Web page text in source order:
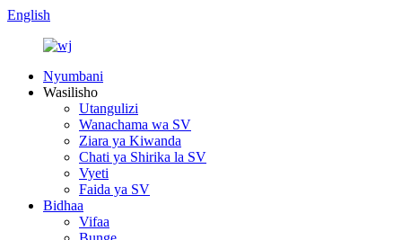
English
Nyumbani
Wasilisho
Utangulizi
Wanachama wa SV
Ziara ya Kiwanda
Chati ya Shirika la SV
Vyeti
Faida ya SV
Bidhaa
Vifaa